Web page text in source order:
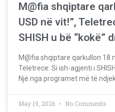
M@fia shqiptare
USD në vit!”,
SHISH u bë “kokë”
M@fia shqiptare qarkullon 18
Teletrece: Si ish-agjenti i
Një nga programet më të
May 19, 2026 No Comments